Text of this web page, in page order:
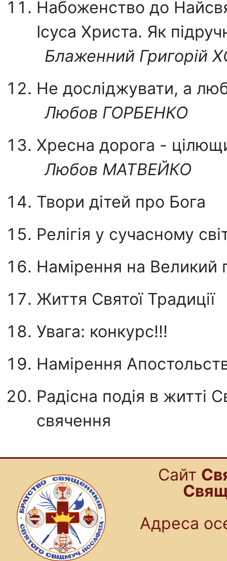
Набоженство до
Ісуса Христа. Як
Блаженний
Не досліджувати, а
Любов ГОРБЕНКО
Хресна дорога -
Любов МАТВЕЙКО
Твори дітей про Бога
Релігія у сучасному
Намірення на Великий
Життя Святої Традиції
Увага: конкурс!!!
Намірення
Радісна подія в житті
свячення
Cайт
Адреса